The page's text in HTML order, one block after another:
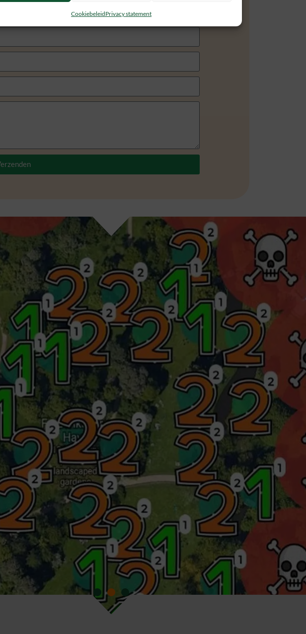
CookiebeleidPrivacy statement